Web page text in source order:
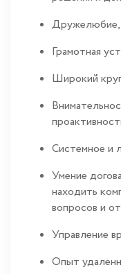
Дружелюбие,
Грамотная
Широкий
Системное и
Умение
находить
вопросов и
Управление
Опыт